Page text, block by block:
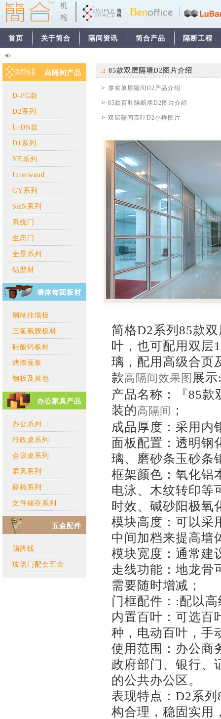
首页 关于简合 隔间资讯 简合产品 隔断工程
高隔间产品
D-FG款
D2系列
L-DN款
D1系列
YE系列
Interwand
GY系列
SRN系列
系统门
生态门
全景系列
铝型材
墙体饰面板材
钢制挂墙板
三氯氰胺板材
硅酸钙板材
烤漆面板
钢板及其他
办公家具产品
办公系列
行政桌系列
会议桌系列
屏风系列
座椅系列
文件储存系列
五金配件
踢脚线
玻璃门配套五金
85款双层隔墙D2图片介绍
> 厚实单层隔间D2产品介绍
> 85款百叶隔断墙D2图片介绍
> 双层隔间百叶D2小样图片
简格D2系列85款
叶，也可配用双层
璃，配用高级合页
款高隔间效果图 展示
产品名称：『85款
装的高隔间
；
成品厚度：采用内
面板配置：透明钢
璃、磨砂条玉砂条
框架颜色：氧化铝
电泳、木纹转印等
时效、碱砂阳极氧
模块高度：可以采
中间加档来提高墙
模块宽度：通常建
走线功能：地龙骨
需要随时增减；
门框配件：:配以
内置百叶：可选百
种，电动百叶，手
使用范围：办公商
政府部门、银行、
的公共办公区。
表现特点：D2系
构合理，稳固实用